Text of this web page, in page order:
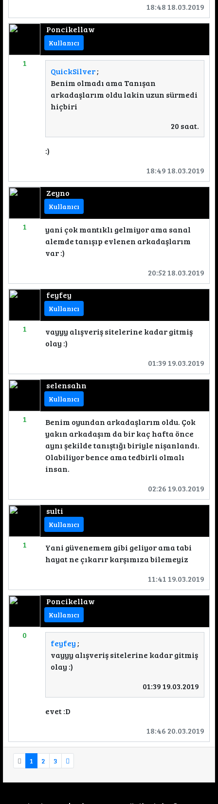
18:48 18.03.2019
Poncikellaw
Kullanıcı
1
QuickSilver;
Benim olmadı ama Tanışan
arkadaşlarım oldu lakin uzun sürmedi
hiçbiri
20 saat.
:)
18:49 18.03.2019
Zeyno
Kullanıcı
1
yani çok mantıklı gelmiyor ama sanal
alemde tanışıp evlenen arkadaşlarım
var :)
20:52 18.03.2019
feyfey
Kullanıcı
1
vayyy alışveriş sitelerine kadar gitmiş
olay :)
01:39 19.03.2019
selensahn
Kullanıcı
1
Benim oyundan arkadaşlarım oldu. Çok
yakın arkadaşım da bir kaç hafta önce
aynı şekilde tanıştığı biriyle nişanlandı.
Olabiliyor bence ama tedbirli olmalı
insan.
02:26 19.03.2019
sulti
Kullanıcı
1
Yani güvenemem gibi geliyor ama tabi
hayat ne çıkarır karşımıza bilemeyiz
11:41 19.03.2019
Poncikellaw
Kullanıcı
0
feyfey ;
vayyy alışveriş sitelerine kadar gitmiş
olay :)
01:39 19.03.2019
evet :D
18:46 20.03.2019
1 2 3